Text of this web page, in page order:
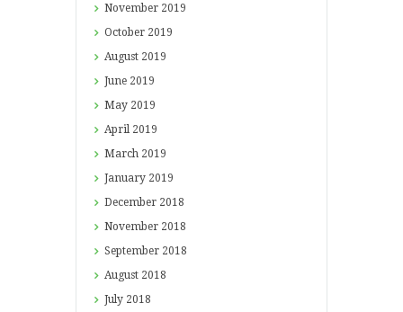
November 2019
October 2019
August 2019
June 2019
May 2019
April 2019
March 2019
January 2019
December 2018
November 2018
September 2018
August 2018
July 2018